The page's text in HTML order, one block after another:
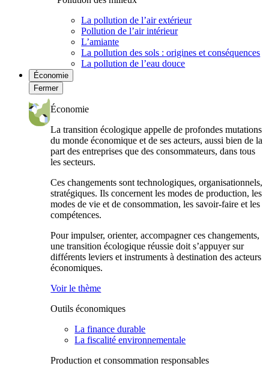
La pollution de l’air extérieur
Pollution de l’air intérieur
L’amiante
La pollution des sols : origines et conséquences
La pollution de l’eau douce
Économie
Fermer
Économie
La transition écologique appelle de profondes mutations
du monde économique et de ses acteurs, aussi bien de la
part des entreprises que des consommateurs, dans tous
les secteurs.
Ces changements sont technologiques, organisationnels,
stratégiques. Ils concernent les modes de production, les
modes de vie et de consommation, les savoir-faire et les
compétences.
Pour impulser, orienter, accompagner ces changements,
une transition écologique réussie doit s’appuyer sur
différents leviers et instruments à destination des acteurs
économiques.
Voir le thème
Outils économiques
La finance durable
La fiscalité environnementale
Production et consommation responsables